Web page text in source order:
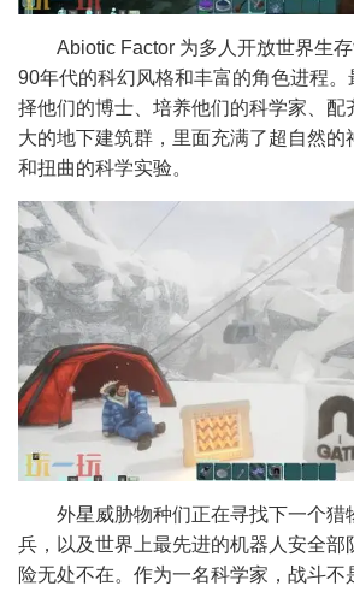
Abiotic Factor 为多人开放世界生
90年代的科幻风格和丰富的角色进程
择他们的博士、培养他们的科学家、配
大的地下建筑群，里面充满了超自然的
和扭曲的科学实验。
外星威胁物种们正在寻找下一个猎
兵，以及世界上最先进的机器人安全部
险无处不在。作为一名科学家，战斗不